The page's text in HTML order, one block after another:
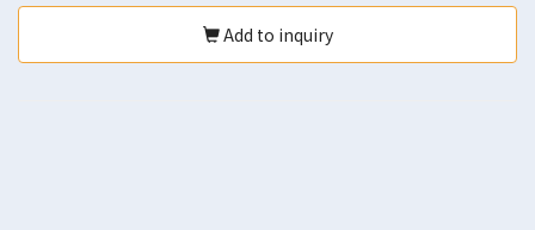
Add to inquiry